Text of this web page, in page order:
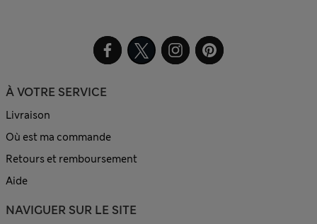
À VOTRE SERVICE
Livraison
Où est ma commande
Retours et remboursement
Aide
NAVIGUER SUR LE SITE